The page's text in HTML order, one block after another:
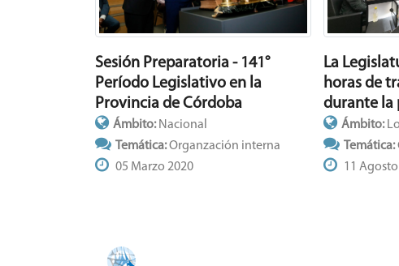
Sesión Preparatoria - 141°
Período Legislativo en la
Provincia de Córdoba
Ámbito:Nacional
Temática:Organzación interna
05 Marzo 2020
La
horas de
durante la
Ámbito:
Temática:
11